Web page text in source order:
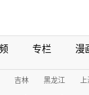
专栏 漫
吉林 黑龙江 上